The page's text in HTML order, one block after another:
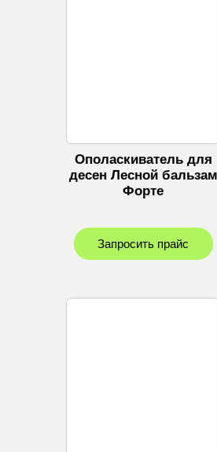
Ополаскиватель для
десен Лесной бальзам
Форте
Запросить прайс